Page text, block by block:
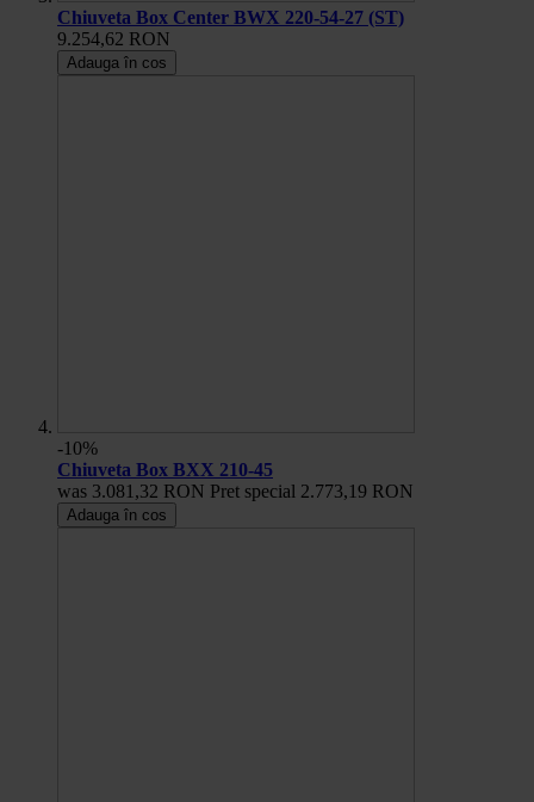
Chiuveta Box Center BWX 220-54-27 (ST)
9.254,62 RON
Adauga în cos
-10%
Chiuveta Box BXX 210-45
was 3.081,32 RON Pret special 2.773,19 RON
Adauga în cos